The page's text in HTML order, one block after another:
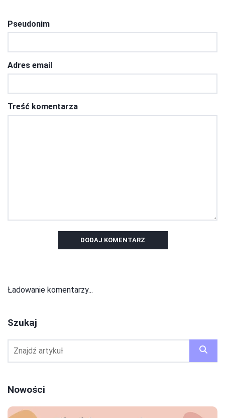
Pseudonim
Adres email
Treść komentarza
DODAJ KOMENTARZ
Ładowanie komentarzy...
Szukaj
Nowości